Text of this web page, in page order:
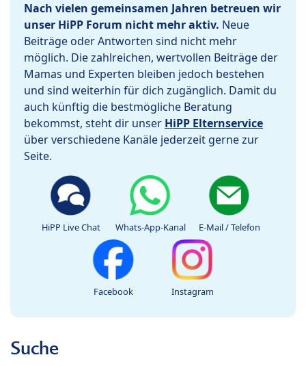
Nach vielen gemeinsamen Jahren betreuen wir
unser HiPP Forum nicht mehr aktiv. Neue
Beiträge oder Antworten sind nicht mehr
möglich. Die zahlreichen, wertvollen Beiträge der
Mamas und Experten bleiben jedoch bestehen
und sind weiterhin für dich zugänglich. Damit du
auch künftig die bestmögliche Beratung
bekommst, steht dir unser HiPP Elternservice
über verschiedene Kanäle jederzeit gerne zur
Seite.
HiPP Live Chat Whats-App-Kanal E-Mail / Telefon
Facebook Instagram
Suche